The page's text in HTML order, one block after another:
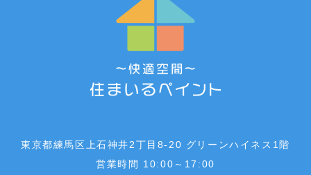
東京都練馬区上石神井2丁目8-20 グリーンハイネス1階
営業時間 10:00～17:00